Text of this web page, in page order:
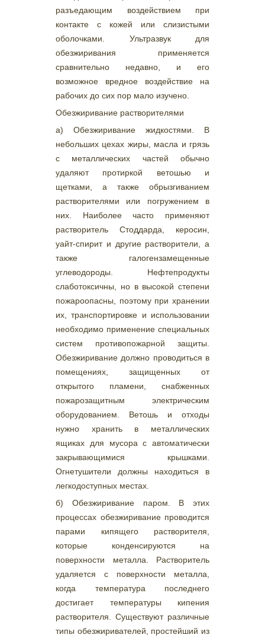
разъедающим воздействием при
контакте с кожей или слизистыми
оболочками. Ультразвук для
обезжиривания применяется
сравнительно недавно, и его
возможное вредное воздействие на
рабочих до сих пор мало изучено.
Обезжиривание растворителями
а) Обезжиривание жидкостями. В
небольших цехах жиры, масла и грязь
с металлических частей обычно
удаляют протиркой ветошью и
щетками, а также обрызгиванием
растворителями или погружением в
них. Наиболее часто применяют
растворитель Стоддарда, керосин,
уайт-спирит и другие растворители, а
также галогензамещенные
углеводороды. Нефтепродукты
слаботоксичны, но в высокой степени
пожароопасны, поэтому при хранении
их, транспортировке и использовании
необходимо применение специальных
систем противопожарной защиты.
Обезжиривание должно проводиться в
помещениях, защищенных от
открытого пламени, снабженных
пожарозащитным электрическим
оборудованием. Ветошь и отходы
нужно хранить в металлических
ящиках для мусора с автоматически
закрывающимися крышками.
Огнетушители должны находиться в
легкодоступных местах.
б) Обезжиривание паром. В этих
процессах обезжиривание проводится
парами кипящего растворителя,
которые конденсируются на
поверхности металла. Растворитель
удаляется с поверхности металла,
когда температура последнего
достигает температуры кипения
растворителя. Существуют различные
типы обезжиривателей, простейший из